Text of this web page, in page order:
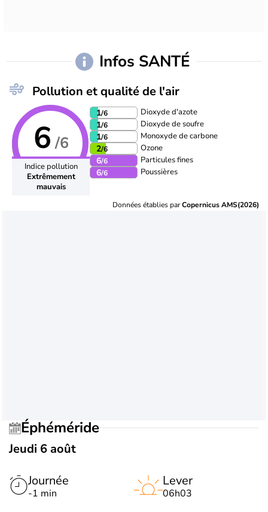
Infos SANTÉ
Pollution et qualité de l'air
6 /6
Indice pollution
Extrêmement
mauvais
1/6 Dioxyde d'azote
1/6 Dioxyde de soufre
1/6 Monoxyde de carbone
2/6 Ozone
6/6 Particules fines
6/6 Poussières
Données établies parCopernicus AMS(2026)
Éphéméride
Jeudi 6 août
Journée
-1 min
Lever
06h03